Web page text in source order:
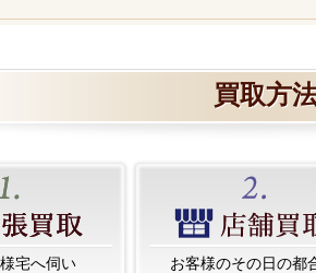
買取方
宅へ伺い
お客様のその日の都